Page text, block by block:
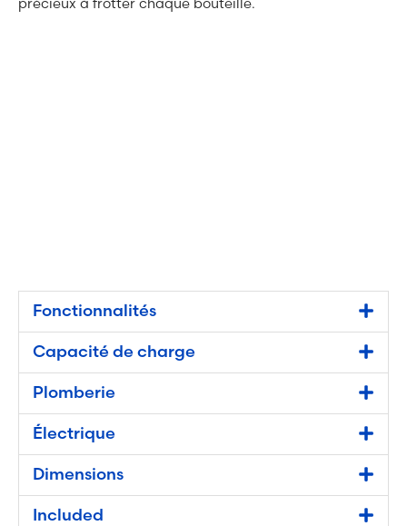
Fonctionnalités
Capacité de charge
Plomberie
Électrique
Dimensions
Included